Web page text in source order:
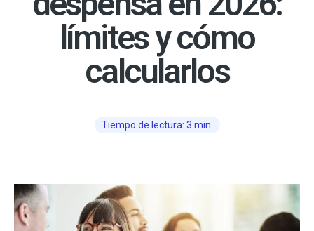
límites y cómo
calcularlos
Tiempo de lectura: 3 min.